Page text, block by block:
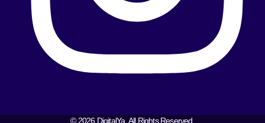
© 2026 DigitalYa. All Rights Reserved.